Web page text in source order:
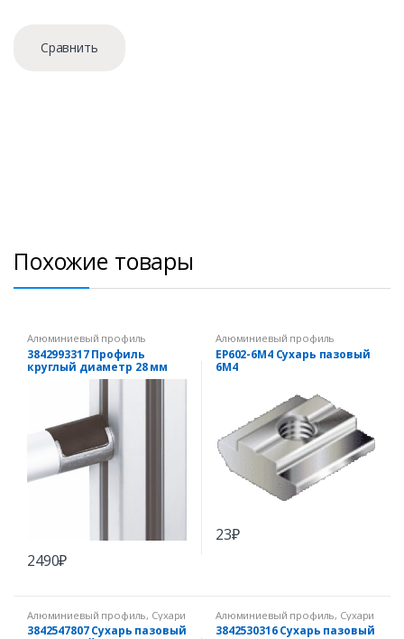
Сравнить
Похожие товары
Алюминиевый профиль
3842993317 Профиль
круглый диаметр 28 мм
2490₽
Алюминиевый профиль
EP602-6M4 Сухарь пазовый
6М4
23₽
Алюминиевый профиль, Сухари
для паза 10 мм
3842547807 Сухарь пазовый
Алюминиевый профиль, Сухари
для паза 10 мм
3842530316 Сухарь пазовый